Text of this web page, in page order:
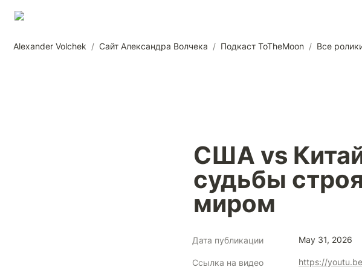
Alexander Volchek / Сайт Александра Волчека / Подкаст ToTheMoon / Все
США vs
судьбы
миром
Дата публикации May 31, 2026
Ссылка на видео https://